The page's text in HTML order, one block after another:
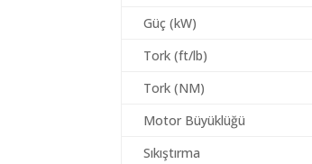
Güç (kW)
Tork (ft/lb)
Tork (NM)
Motor Büyüklüğü
Sıkıştırma